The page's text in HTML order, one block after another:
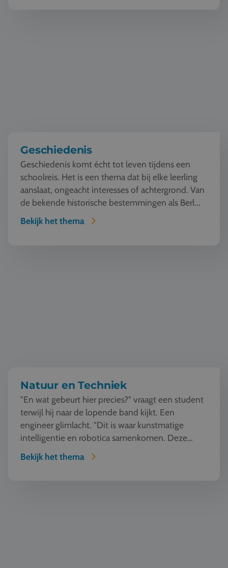
Geschiedenis
Geschiedenis komt écht tot leven tijdens een
schoolreis. Het is een thema dat bij elke leerling
aanslaat, ongeacht interesses of achtergrond. Van
de bekende historische bestemmingen als Berl...
Bekijk het thema
Natuur en Techniek
"En wat gebeurt hier precies?" vraagt een student
terwijl hij naar de lopende band kijkt. Een
engineer glimlacht. "Dit is waar kunstmatige
intelligentie en robotica samenkomen. Deze
machine ziet, l...
Bekijk het thema